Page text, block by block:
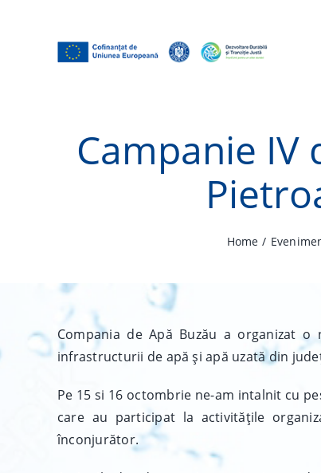
Campanie IV
Home
Compania de Apă Buzău a organizat
infrastructurii de apă și apă uzată din
Pe 15 si 16 octombrie ne-am intalnit cu
care au participat la activitățile
înconjurător.